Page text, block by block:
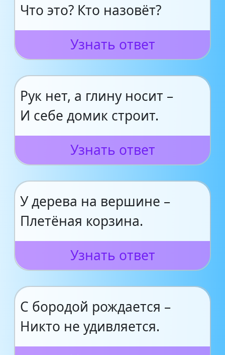
Что это? Кто назовёт?
Узнать ответ
Рук нет, а глину носит –
И себе домик строит.
Узнать ответ
У дерева на вершине –
Плетёная корзина.
Узнать ответ
С бородой рождается –
Никто не удивляется.